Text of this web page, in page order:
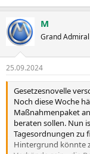
https://
280lm-usb-280-lm-
M
Grand
25.09.2024
Gesetzesnovelle
Noch diese Woche
Maßnahmenpaket
beraten sollen. Nun
Tagesordnungen zu
Hintergrund könnte